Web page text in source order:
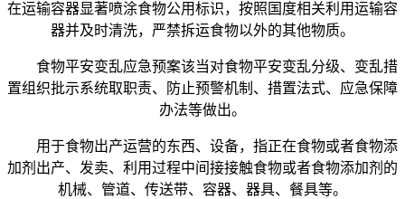
在运输容器显著喷涂食物公用标识，按照国度相关利用运输容
器并及时清洗，严禁拆运食物以外的其他物质。
食物平安变乱应急预案该当对食物平安变乱分级、变乱措
置组织批示系统取职责、防止预警机制、措置法式、应急保障
办法等做出。
用于食物出产运营的东西、设备，指正在食物或者食物添
加剂出产、发卖、利用过程中间接接触食物或者食物添加剂的
机械、管道、传送带、容器、器具、餐具等。